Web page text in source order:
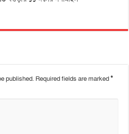
published. Required fields are marked*